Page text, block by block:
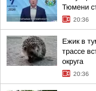
Тюмени
20:36
Ежик в
трассе
округа
20:36